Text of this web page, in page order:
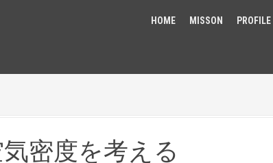
HOME MISSON PROFILE
密度を考える